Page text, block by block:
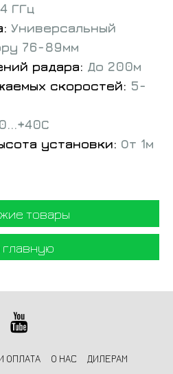
ГГц
Универсальный
76-89мм
радара: До 200м
скоростей: 5-
установки: От 1м
товары
главную
ОПЛАТА О НАС
ДИЛЕРАМ